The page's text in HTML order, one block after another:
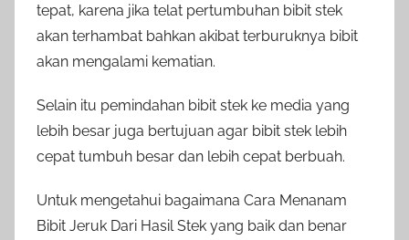
tepat, karena jika telat pertumbuhan bibit stek
akan terhambat bahkan akibat terburuknya bibit
akan mengalami kematian.
Selain itu pemindahan bibit stek ke media yang
lebih besar juga bertujuan agar bibit stek lebih
cepat tumbuh besar dan lebih cepat berbuah.
Untuk mengetahui bagaimana Cara Menanam
Bibit Jeruk Dari Hasil Stek yang baik dan benar